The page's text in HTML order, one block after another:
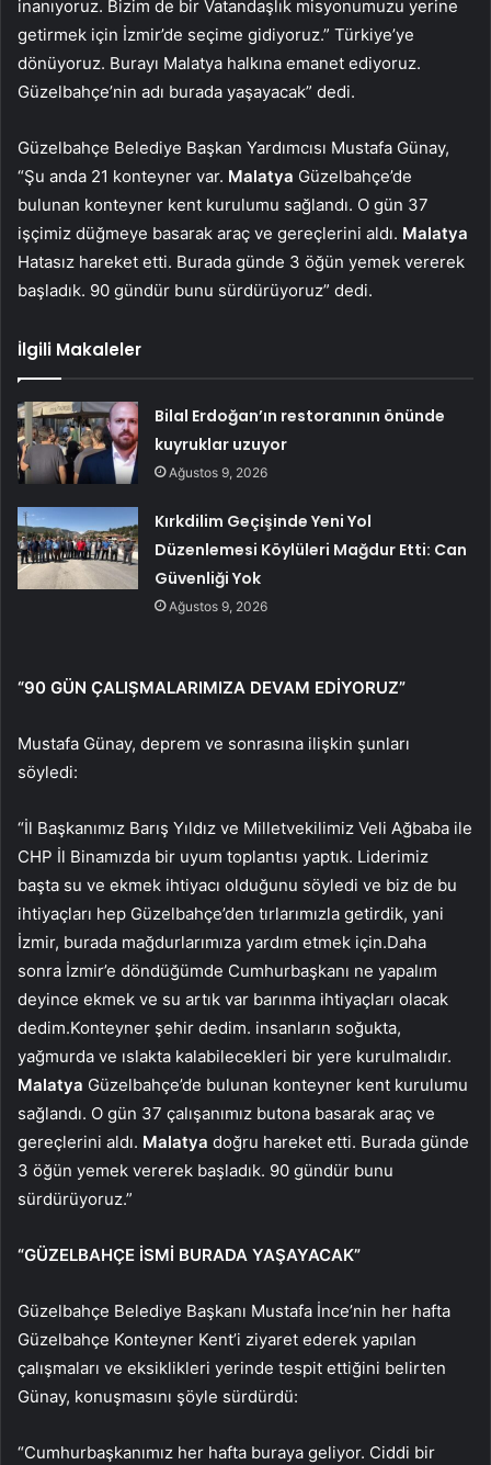
inanıyoruz. Bizim de bir Vatandaşlık misyonumuzu yerine
getirmek için İzmir’de seçime gidiyoruz.” Türkiye’ye
dönüyoruz. Burayı Malatya halkına emanet ediyoruz.
Güzelbahçe’nin adı burada yaşayacak” dedi.
Güzelbahçe Belediye Başkan Yardımcısı Mustafa Günay,
“Şu anda 21 konteyner var. Malatya Güzelbahçe’de
bulunan konteyner kent kurulumu sağlandı. O gün 37
işçimiz düğmeye basarak araç ve gereçlerini aldı. Malatya
Hatasız hareket etti. Burada günde 3 öğün yemek vererek
başladık. 90 gündür bunu sürdürüyoruz” dedi.
İlgili Makaleler
Bilal Erdoğan’ın restoranının önünde
kuyruklar uzuyor
Ağustos 9, 2026
Kırkdilim Geçişinde Yeni Yol
Düzenlemesi Köylüleri Mağdur Etti: Can
Güvenliği Yok
Ağustos 9, 2026
“90 GÜN ÇALIŞMALARIMIZA DEVAM EDİYORUZ”
Mustafa Günay, deprem ve sonrasına ilişkin şunları
söyledi:
“İl Başkanımız Barış Yıldız ve Milletvekilimiz Veli Ağbaba ile
CHP İl Binamızda bir uyum toplantısı yaptık. Liderimiz
başta su ve ekmek ihtiyacı olduğunu söyledi ve biz de bu
ihtiyaçları hep Güzelbahçe’den tırlarımızla getirdik, yani
İzmir, burada mağdurlarımıza yardım etmek için.Daha
sonra İzmir’e döndüğümde Cumhurbaşkanı ne yapalım
deyince ekmek ve su artık var barınma ihtiyaçları olacak
dedim.Konteyner şehir dedim. insanların soğukta,
yağmurda ve ıslakta kalabilecekleri bir yere kurulmalıdır.
Malatya Güzelbahçe’de bulunan konteyner kent kurulumu
sağlandı. O gün 37 çalışanımız butona basarak araç ve
gereçlerini aldı. Malatya doğru hareket etti. Burada günde
3 öğün yemek vererek başladık. 90 gündür bunu
sürdürüyoruz.”
“GÜZELBAHÇE İSMİ BURADA YAŞAYACAK”
Güzelbahçe Belediye Başkanı Mustafa İnce’nin her hafta
Güzelbahçe Konteyner Kent’i ziyaret ederek yapılan
çalışmaları ve eksiklikleri yerinde tespit ettiğini belirten
Günay, konuşmasını şöyle sürdürdü:
“Cumhurbaşkanımız her hafta buraya geliyor. Ciddi bir